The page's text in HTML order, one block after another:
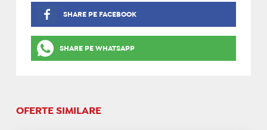
SHARE PE FACEBOOK
SHARE PE WHATSAPP
OFERTE SIMILARE